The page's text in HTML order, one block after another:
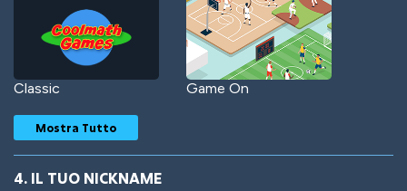
Classic Game On
Mostra Tutto
4. IL TUO NICKNAME